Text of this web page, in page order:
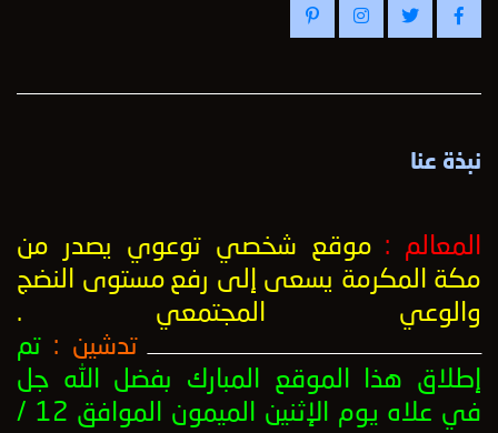
نبذة عنا
المعالم : موقع شخصي توعوي يصدر من
مكة المكرمة يسعى إلى رفع مستوى النضج
والوعي المجتمعي .
ــــــــــــــــــــــــــــــــــــــــــــــــــــــــــــــــــــــــــــــــــــــــــــــــــــ تدشين : تم
إطلاق هذا الموقع المبارك بفضل الله جل
في علاه يوم الإثنين الميمون الموافق 12 /